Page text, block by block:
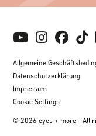
Allgemeine
Datenschutzerklärung
Impressum
Cookie Settings
© 2026 eyes + more - All